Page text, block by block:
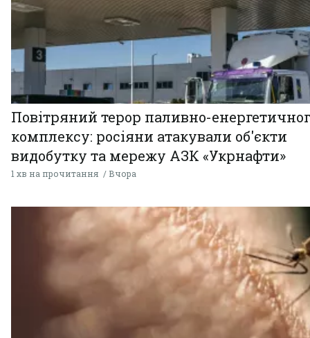
Повітряний терор паливно-
комплексу: росіяни атакували об'єкти
видобутку та мережу АЗК «Укрнафти»
1 хв на прочитання Вчора